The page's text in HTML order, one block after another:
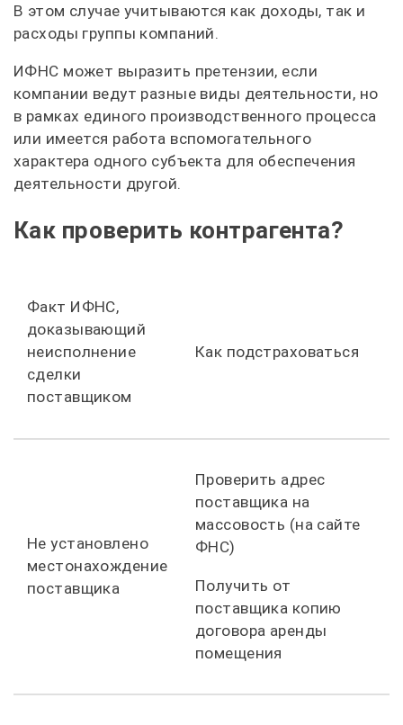
В этом случае учитываются как доходы, так и
расходы группы компаний.
ИФНС может выразить претензии, если
компании ведут разные виды деятельности, но
в рамках единого производственного процесса
или имеется работа вспомогательного
характера одного субъекта для обеспечения
деятельности другой.
Как проверить контрагента?
Факт ИФНС,
доказывающий
неисполнение
сделки
поставщиком
Как подстраховаться
Не установлено
местонахождение
поставщика
Проверить адрес
поставщика на
массовость (на сайте
ФНС)
Получить от
поставщика копию
договора аренды
помещения